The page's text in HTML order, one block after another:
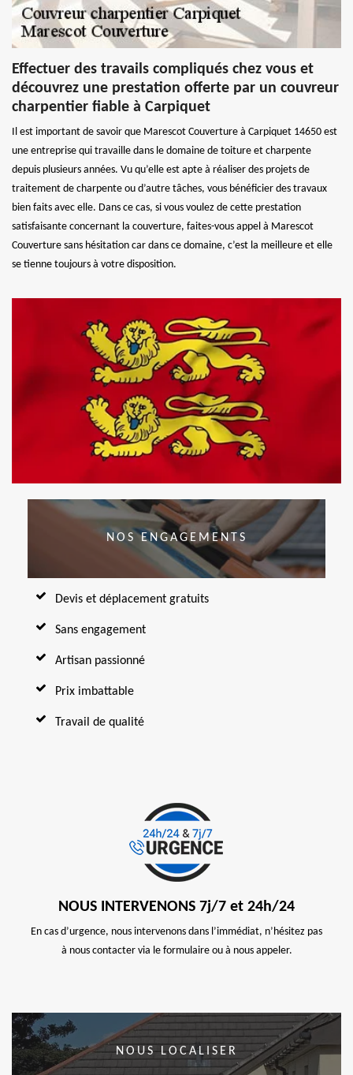
Effectuer des travails compliqués chez vous et
découvrez une prestation offerte par un couvreur
charpentier fiable à Carpiquet
Il est important de savoir que Marescot Couverture à Carpiquet 14650 est
une entreprise qui travaille dans le domaine de toiture et charpente
depuis plusieurs années. Vu qu’elle est apte à réaliser des projets de
traitement de charpente ou d’autre tâches, vous bénéficier des travaux
bien faits avec elle. Dans ce cas, si vous voulez de cette prestation
satisfaisante concernant la couverture, faites-vous appel à Marescot
Couverture sans hésitation car dans ce domaine, c’est la meilleure et elle
se tienne toujours à votre disposition.
NOS ENGAGEMENTS
Devis et déplacement gratuits
Sans engagement
Artisan passionné
Prix imbattable
Travail de qualité
NOUS INTERVENONS 7j/7 et 24h/24
En cas d’urgence, nous intervenons dans l’immédiat, n’hésitez pas
à nous contacter via le formulaire ou à nous appeler.
NOUS LOCALISER